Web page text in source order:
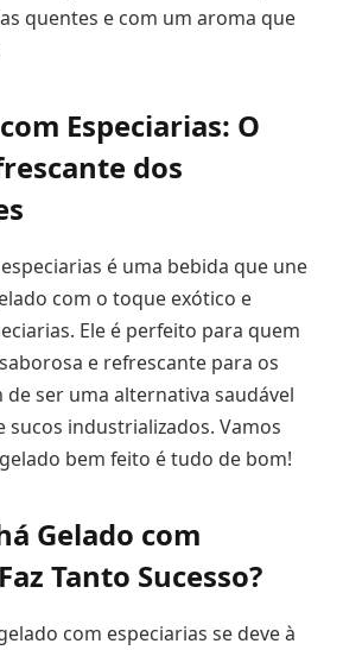
quentes e com um aroma que
Especiarias: O
dos
é uma bebida que une
com o toque exótico e
Ele é perfeito para quem
e refrescante para os
de ser uma alternativa saudável
sucos industrializados. Vamos
bem feito é tudo de bom!
Gelado com
Tanto Sucesso?
com especiarias se deve à